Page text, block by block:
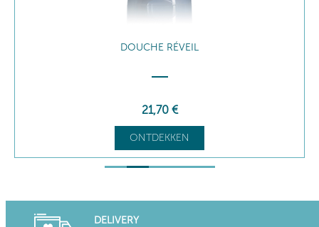
DOUCHE RÉVEIL
21,70 €
ONTDEKKEN
DELIVERY